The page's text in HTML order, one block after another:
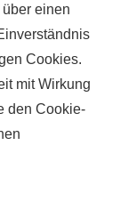
einen
Cookies.
mit Wirkung
den Cookie-